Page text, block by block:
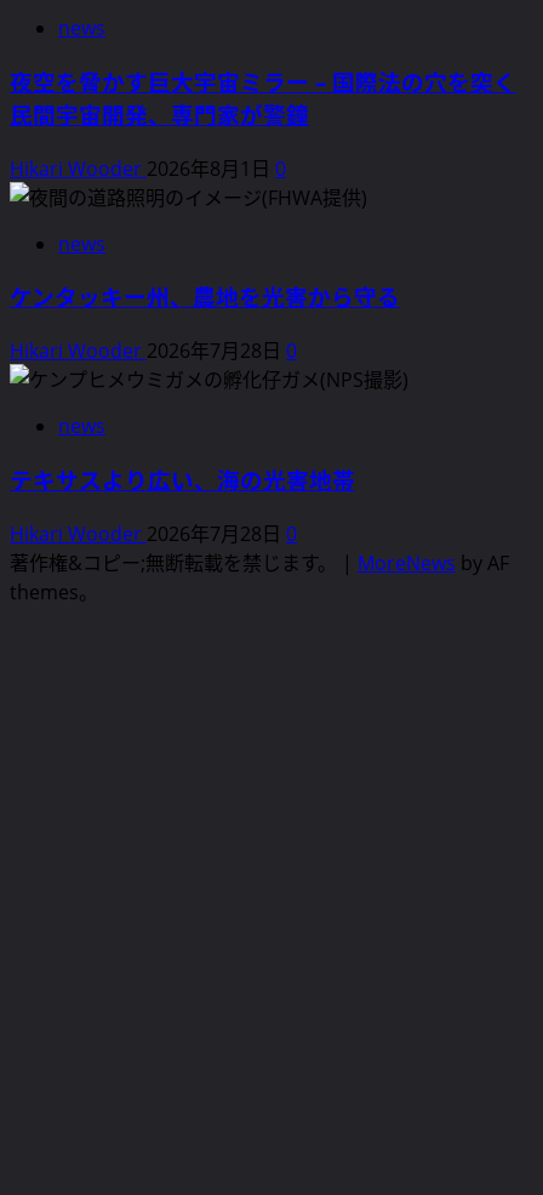
news
夜空を脅かす巨大宇宙ミラー – 国際法の穴を突く
民間宇宙開発、専門家が警鐘
Hikari Wooder 2026年8月1日 0
news
ケンタッキー州、農地を光害から守る
Hikari Wooder 2026年7月28日 0
news
テキサスより広い、海の光害地帯
Hikari Wooder 2026年7月28日 0
著作権&コピー;無断転載を禁じます。
| MoreNews by AF
themes。